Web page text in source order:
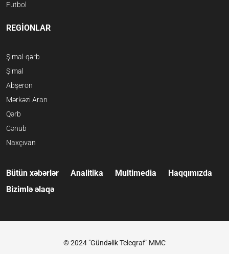
Futbol
REGİONLAR
Şimal-qərb
Şimal
Abşeron
Mərkəzi Aran
Qərb
Cənub
Naxçıvan
Bütün xəbərlər Analitika Multimedia
Haqqımızda
Bizimlə əlaqə
© 2024 "Gündəlik Teleqraf" MMC